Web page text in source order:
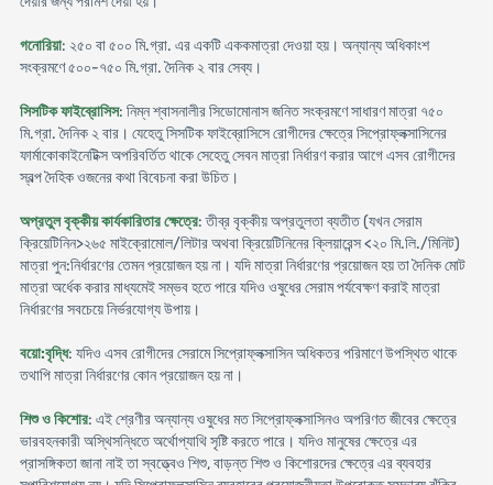
গনোরিয়া: ২৫০ বা ৫০০ মি.গ্রা. এর একটি এককমাত্রা দেওয়া হয়। অন্যান্য অধিকাংশ
সংক্রমণে ৫০০-৭৫০ মি.গ্রা. দৈনিক ২ বার সেব্য।
সিসটিক ফাইব্রোসিস: নিম্ন শ্বাসনালীর সিডোমোনাস জনিত সংক্রমণে সাধারণ মাত্রা ৭৫০
মি.গ্রা. দৈনিক ২ বার। যেহেতু সিসটিক ফাইব্রোসিসে রোগীদের ক্ষেত্রে সিপ্রোফ্লক্সাসিনের
ফার্মাকোকাইনেটিক্স অপরিবর্তিত থাকে সেহেতু সেবন মাত্রা নির্ধারণ করার আগে এসব রোগীদের
স্বল্প দৈহিক ওজনের কথা বিবেচনা করা উচিত।
অপ্রতুল বৃক্কীয় কার্যকারিতার ক্ষেত্রে: তীব্র বৃক্কীয় অপ্রতুলতা ব্যতীত (যখন সেরাম
ক্রিয়েটিনিন>২৬৫ মাইক্রোমোল/লিটার অথবা ক্রিয়েটিনিনের ক্লিয়ারেন্স <২০ মি.লি./মিনিট)
মাত্রা পুন:নির্ধারণের তেমন প্রয়োজন হয় না। যদি মাত্রা নির্ধারণের প্রয়োজন হয় তা দৈনিক মোট
মাত্রা অর্ধেক করার মাধ্যমেই সম্ভব হতে পারে যদিও ওষুধের সেরাম পর্যবেক্ষণ করাই মাত্রা
নির্ধারণের সবচেয়ে নির্ভরযোগ্য উপায়।
বয়ো:বৃদ্ধি: যদিও এসব রোগীদের সেরামে সিপ্রোফ্লক্সাসিন অধিকতর পরিমাণে উপস্থিত থাকে
তথাপি মাত্রা নির্ধারণের কোন প্রয়োজন হয় না।
শিশু ও কিশোর: এই শ্রেণীর অন্যান্য ওষুধের মত সিপ্রোফ্লক্সাসিনও অপরিণত জীবের ক্ষেত্রে
ভারবহনকারী অস্থিসন্ধিতে অর্থোপ্যাথি সৃষ্টি করতে পারে। যদিও মানুষের ক্ষেত্রে এর
প্রাসঙ্গিকতা জানা নাই তা স্বত্ত্বেও শিশু, বাড়ন্ত শিশু ও কিশোরদের ক্ষেত্রে এর ব্যবহার